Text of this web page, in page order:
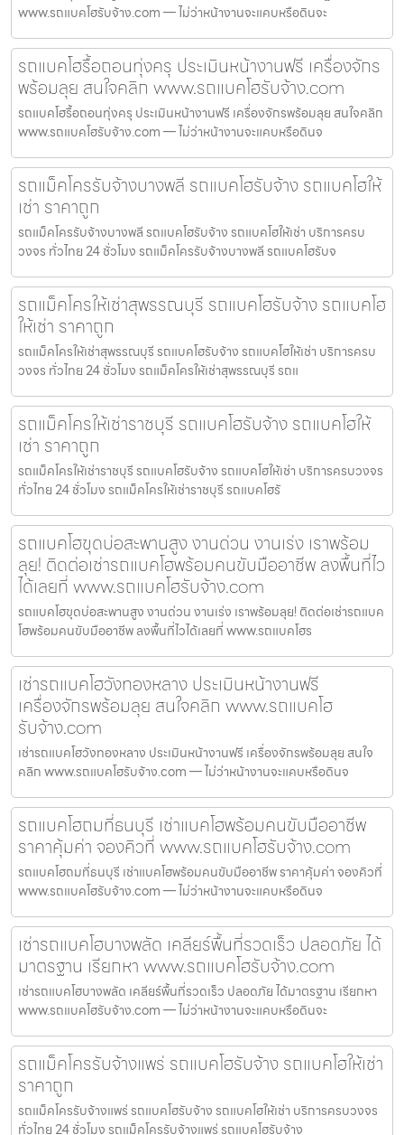
www.รถแบคโฮรับจ้าง.com — ไม่ว่าหน้างานจะแคบหรือดินจะ
รถแบคโฮรื้อถอนทุ่งครุ ประเมินหน้างานฟรี เครื่องจักร
พร้อมลุย สนใจคลิก www.รถแบคโฮรับจ้าง.com
รถแบคโฮรื้อถอนทุ่งครุ ประเมินหน้างานฟรี เครื่องจักรพร้อมลุย สนใจคลิก
www.รถแบคโฮรับจ้าง.com — ไม่ว่าหน้างานจะแคบหรือดินจ
รถแม็คโครรับจ้างบางพลี รถแบคโฮรับจ้าง รถแบคโฮให้
เช่า ราคาถูก
รถแม็คโครรับจ้างบางพลี รถแบคโฮรับจ้าง รถแบคโฮให้เช่า บริการครบ
วงจร ทั่วไทย 24 ชั่วโมง รถแม็คโครรับจ้างบางพลี รถแบคโฮรับจ
รถแม็คโครให้เช่าสุพรรณบุรี รถแบคโฮรับจ้าง รถแบคโฮ
ให้เช่า ราคาถูก
รถแม็คโครให้เช่าสุพรรณบุรี รถแบคโฮรับจ้าง รถแบคโฮให้เช่า บริการครบ
วงจร ทั่วไทย 24 ชั่วโมง รถแม็คโครให้เช่าสุพรรณบุรี รถแ
รถแม็คโครให้เช่าราชบุรี รถแบคโฮรับจ้าง รถแบคโฮให้
เช่า ราคาถูก
รถแม็คโครให้เช่าราชบุรี รถแบคโฮรับจ้าง รถแบคโฮให้เช่า บริการครบวงจร
ทั่วไทย 24 ชั่วโมง รถแม็คโครให้เช่าราชบุรี รถแบคโฮรั
รถแบคโฮขุดบ่อสะพานสูง งานด่วน งานเร่ง เราพร้อม
ลุย! ติดต่อเช่ารถแบคโฮพร้อมคนขับมืออาชีพ ลงพื้นที่ไว
ได้เลยที่ www.รถแบคโฮรับจ้าง.com
รถแบคโฮขุดบ่อสะพานสูง งานด่วน งานเร่ง เราพร้อมลุย! ติดต่อเช่ารถแบค
โฮพร้อมคนขับมืออาชีพ ลงพื้นที่ไวได้เลยที่ www.รถแบคโฮร
เช่ารถแบคโฮวังทองหลาง ประเมินหน้างานฟรี
เครื่องจักรพร้อมลุย สนใจคลิก www.รถแบคโฮ
รับจ้าง.com
เช่ารถแบคโฮวังทองหลาง ประเมินหน้างานฟรี เครื่องจักรพร้อมลุย สนใจ
คลิก www.รถแบคโฮรับจ้าง.com — ไม่ว่าหน้างานจะแคบหรือดินจ
รถแบคโฮถมที่ธนบุรี เช่าแบคโฮพร้อมคนขับมืออาชีพ
ราคาคุ้มค่า จองคิวที่ www.รถแบคโฮรับจ้าง.com
รถแบคโฮถมที่ธนบุรี เช่าแบคโฮพร้อมคนขับมืออาชีพ ราคาคุ้มค่า จองคิวที่
www.รถแบคโฮรับจ้าง.com — ไม่ว่าหน้างานจะแคบหรือดินจ
เช่ารถแบคโฮบางพลัด เคลียร์พื้นที่รวดเร็ว ปลอดภัย ได้
มาตรฐาน เรียกหา www.รถแบคโฮรับจ้าง.com
เช่ารถแบคโฮบางพลัด เคลียร์พื้นที่รวดเร็ว ปลอดภัย ได้มาตรฐาน เรียกหา
www.รถแบคโฮรับจ้าง.com — ไม่ว่าหน้างานจะแคบหรือดินจะ
รถแม็คโครรับจ้างแพร่ รถแบคโฮรับจ้าง รถแบคโฮให้เช่า
ราคาถูก
รถแม็คโครรับจ้างแพร่ รถแบคโฮรับจ้าง รถแบคโฮให้เช่า บริการครบวงจร
ทั่วไทย 24 ชั่วโมง รถแม็คโครรับจ้างแพร่ รถแบคโฮรับจ้าง